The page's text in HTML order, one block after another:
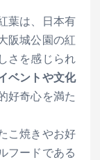
葉は、日本有
阪城公園の紅
さを感じられ
ベントや文化
好奇心を満た
こ焼きやお好
フードである